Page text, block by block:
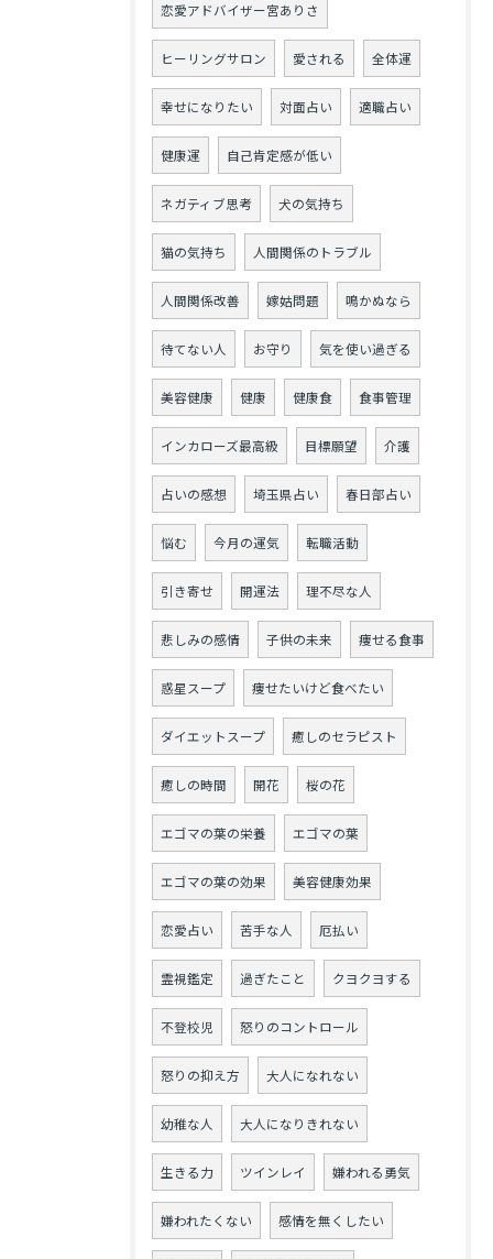
恋愛アドバイザー宮ありさ
ヒーリングサロン 愛される 全体運
幸せになりたい 対面占い 適職占い
健康運 自己肯定感が低い
ネガティブ思考 犬の気持ち
猫の気持ち 人間関係のトラブル
人間関係改善 嫁姑問題 鳴かぬなら
待てない人 お守り 気を使い過ぎる
美容健康 健康 健康食 食事管理
インカローズ最高級 目標願望 介護
占いの感想 埼玉県占い 春日部占い
悩む 今月の運気 転職活動
引き寄せ 開運法 理不尽な人
悲しみの感情 子供の未来 痩せる食事
惑星スープ 痩せたいけど食べたい
ダイエットスープ 癒しのセラピスト
癒しの時間 開花 桜の花
エゴマの葉の栄養 エゴマの葉
エゴマの葉の効果 美容健康効果
恋愛占い 苦手な人 厄払い
霊視鑑定 過ぎたこと クヨクヨする
不登校児 怒りのコントロール
怒りの抑え方 大人になれない
幼稚な人 大人になりきれない
生きる力 ツインレイ 嫌われる勇気
嫌われたくない 感情を無くしたい